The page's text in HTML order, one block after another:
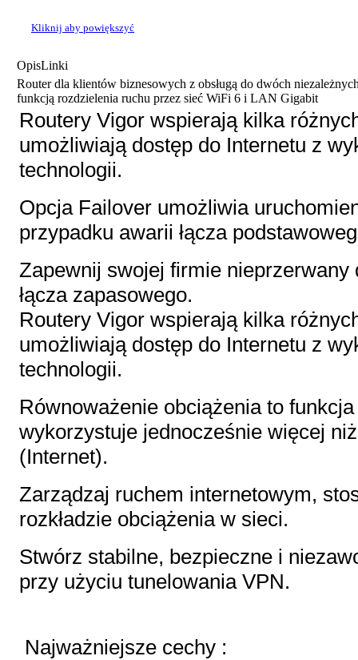
Kliknij aby powiększyć
OpisLinki
Router dla klientów biznesowych z obsługą do dwóch
funkcją rozdzielenia ruchu przez sieć WiFi 6 i LAN Gigabit
Routery Vigor wspierają kilka
umożliwiają dostęp do Internetu z
technologii.
Opcja Failover umożliwia
przypadku awarii łącza
Zapewnij swojej firmie
łącza zapasowego.
Routery Vigor wspierają kilka
umożliwiają dostęp do Internetu z
technologii.
Równoważenie obciążenia to
wykorzystuje jednocześnie więcej
(Internet).
Zarządzaj ruchem internetowym,
rozkładzie obciążenia w sieci.
Stwórz stabilne, bezpieczne i
przy użyciu tunelowania VPN.
Najważniejsze cechy :